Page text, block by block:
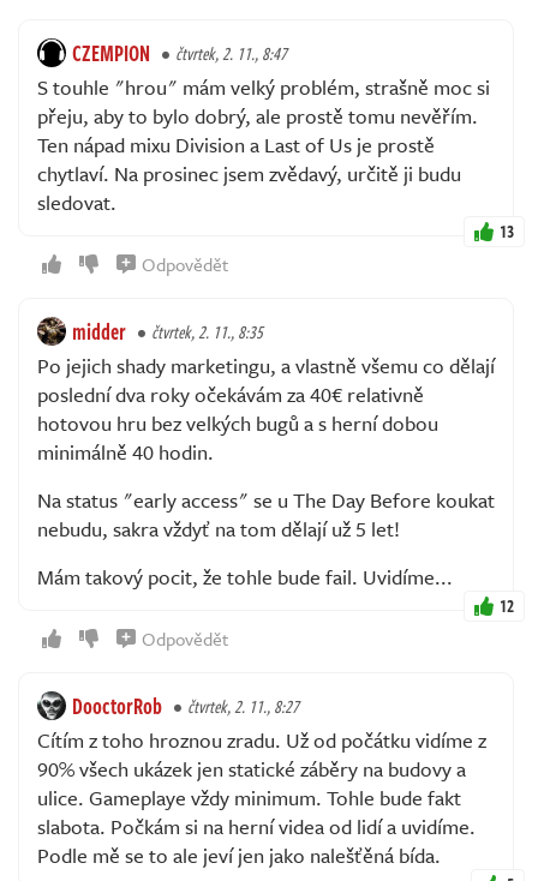
CZEMPION čtvrtek, 2. 11., 8:47
S touhle "hrou" mám velký problém, strašně moc si
přeju, aby to bylo dobrý, ale prostě tomu nevěřím.
Ten nápad mixu Division a Last of Us je prostě
chytlaví. Na prosinec jsem zvědavý, určitě ji budu
sledovat.
13
Odpovědět
midder čtvrtek, 2. 11., 8:35
Po jejich shady marketingu, a vlastně všemu co dělají
poslední dva roky očekávám za 40€ relativně
hotovou hru bez velkých bugů a s herní dobou
minimálně 40 hodin.
Na status "early access" se u The Day Before koukat
nebudu, sakra vždyť na tom dělají už 5 let!
Mám takový pocit, že tohle bude fail. Uvidíme...
12
Odpovědět
DooctorRob čtvrtek, 2. 11., 8:27
Cítím z toho hroznou zradu. Už od počátku vidíme z
90% všech ukázek jen statické záběry na budovy a
ulice. Gameplaye vždy minimum. Tohle bude fakt
slabota. Počkám si na herní videa od lidí a uvidíme.
Podle mě se to ale jeví jen jako nalešťěná bída.